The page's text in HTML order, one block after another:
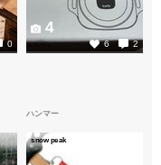
0 6 2
4
ハンマー
snow peak